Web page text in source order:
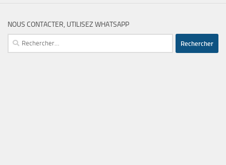
NOUS CONTACTER, UTILISEZ WHATSAPP
Rechercher :